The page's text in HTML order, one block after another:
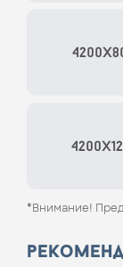
*Внимание!